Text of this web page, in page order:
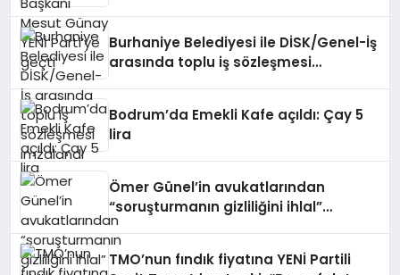
Burhaniye Belediyesi ile DİSK/Genel-İş
arasında toplu iş sözleşmesi
Bodrum’da Emekli Kafe açıldı: Çay 5
lira
Ömer Günel’in avukatlarından
“soruşturmanın gizliliğini ihlal”
iddiasıyla suç duyurusu
TMO’nun fındık fiyatına YENİ Partili